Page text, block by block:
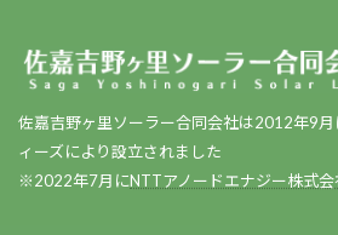
佐嘉吉野ヶ里ソーラー合同会社は2012年9
ィーズにより設立されました
※2022年7月にNTTアノードエナジー株式会